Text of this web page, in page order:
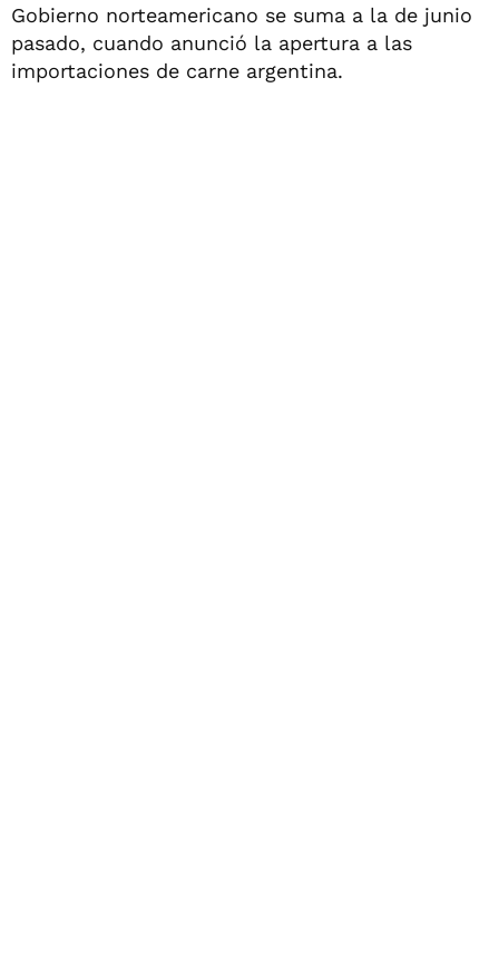
Gobierno norteamericano se suma a la de junio
pasado, cuando anunció la apertura a las
importaciones de carne argentina.